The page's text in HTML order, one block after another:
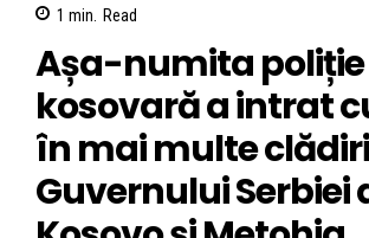
1 min. Read
Așa-numita poliție
kosovară a intrat
în mai multe
Guvernului Serbiei